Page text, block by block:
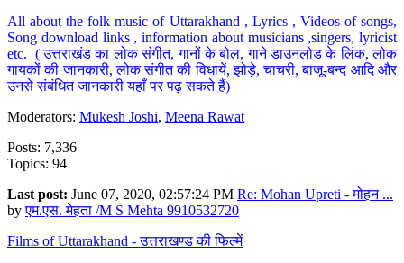
All about the folk music of Uttarakhand , Lyrics , Videos of songs,
Song download links , information about musicians ,singers, lyricist
etc. ( उत्तराखंड का लोक संगीत, गानों के बोल, गाने डाउनलोड के लिंक, लोक
गायकों की जानकारी, लोक संगीत की विधायें, झोड़े, चाचरी, बाजू-बन्द आदि और
उनसे संबंधित जानकारी यहाँ पर पढ़ सकते हैं)
Moderators: Mukesh Joshi, Meena Rawat
Posts: 7,336
Topics: 94
Last post: June 07, 2020, 02:57:24 PM Re: Mohan Upreti - मोहन ...
byएम.एस. मेहता /M S Mehta 9910532720
Films of Uttarakhand - उत्तराखण्ड की फिल्में